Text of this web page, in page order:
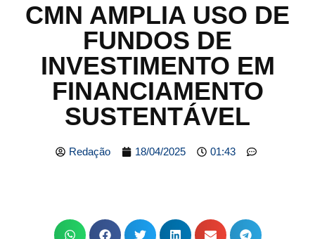
CMN AMPLIA USO DE
FUNDOS DE
INVESTIMENTO EM
FINANCIAMENTO
SUSTENTÁVEL
Redação 18/04/2025 01:43